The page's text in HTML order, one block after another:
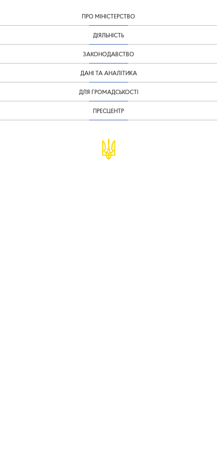
ПРО МІНІСТЕРСТВО
ДІЯЛЬНІСТЬ
ЗАКОНОДАВСТВО
ДАНІ ТА АНАЛІТИКА
ДЛЯ ГРОМАДСЬКОСТІ
ПРЕСЦЕНТР